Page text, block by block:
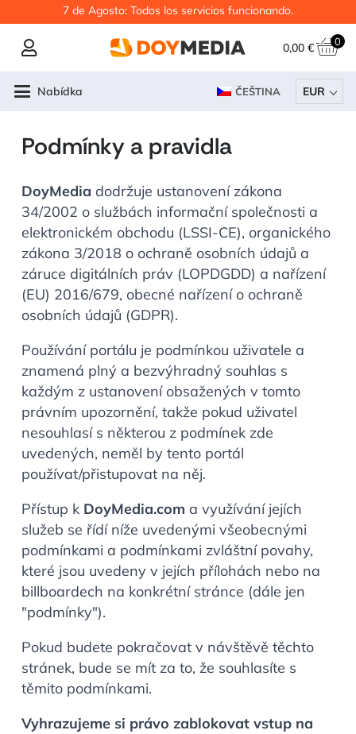
7 de Agosto: Todos los servicios funcionando.
0,00 € 0
Nabídka ČEŠTINA EUR
Podmínky a pravidla
DoyMedia dodržuje ustanovení zákona
34/2002 o službách informační společnosti a
elektronickém obchodu (LSSI-CE), organického
zákona 3/2018 o ochraně osobních údajů a
záruce digitálních práv (LOPDGDD) a nařízení
(EU) 2016/679, obecné nařízení o ochraně
osobních údajů (GDPR).
Používání portálu je podmínkou uživatele a
znamená plný a bezvýhradný souhlas s
každým z ustanovení obsažených v tomto
právním upozornění, takže pokud uživatel
nesouhlasí s některou z podmínek zde
uvedených, neměl by tento portál
používat/přistupovat na něj.
Přístup k DoyMedia.com a využívání jejích
služeb se řídí níže uvedenými všeobecnými
podmínkami a podmínkami zvláštní povahy,
které jsou uvedeny v jejích přílohách nebo na
billboardech na konkrétní stránce (dále jen
"podmínky").
Pokud budete pokračovat v návštěvě těchto
stránek, bude se mít za to, že souhlasíte s
těmito podmínkami.
Vyhrazujeme si právo zablokovat vstup na